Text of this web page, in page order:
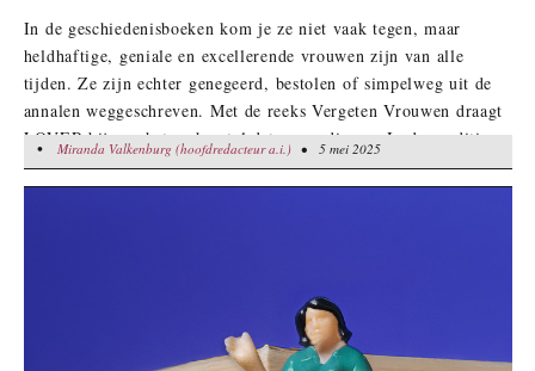
In de geschiedenisboeken kom je ze niet vaak tegen, maar
heldhaftige, geniale en excellerende vrouwen zijn van alle
tijden. Ze zijn echter genegeerd, bestolen of simpelweg uit de
annalen weggeschreven. Met de reeks Vergeten Vrouwen draagt
LOVER bij aan het eerherstel dat ze verdienen. In deze editie:
de onderbelichte heldinnendaden van verzetsvrouwen tijdens
de Tweede Wereldoorlog.
Miranda Valkenburg (hoofdredacteur a.i.)• 5 mei 2025
•Miranda Valkenburg (hoofdredacteur a.i.) • 5 mei 2025